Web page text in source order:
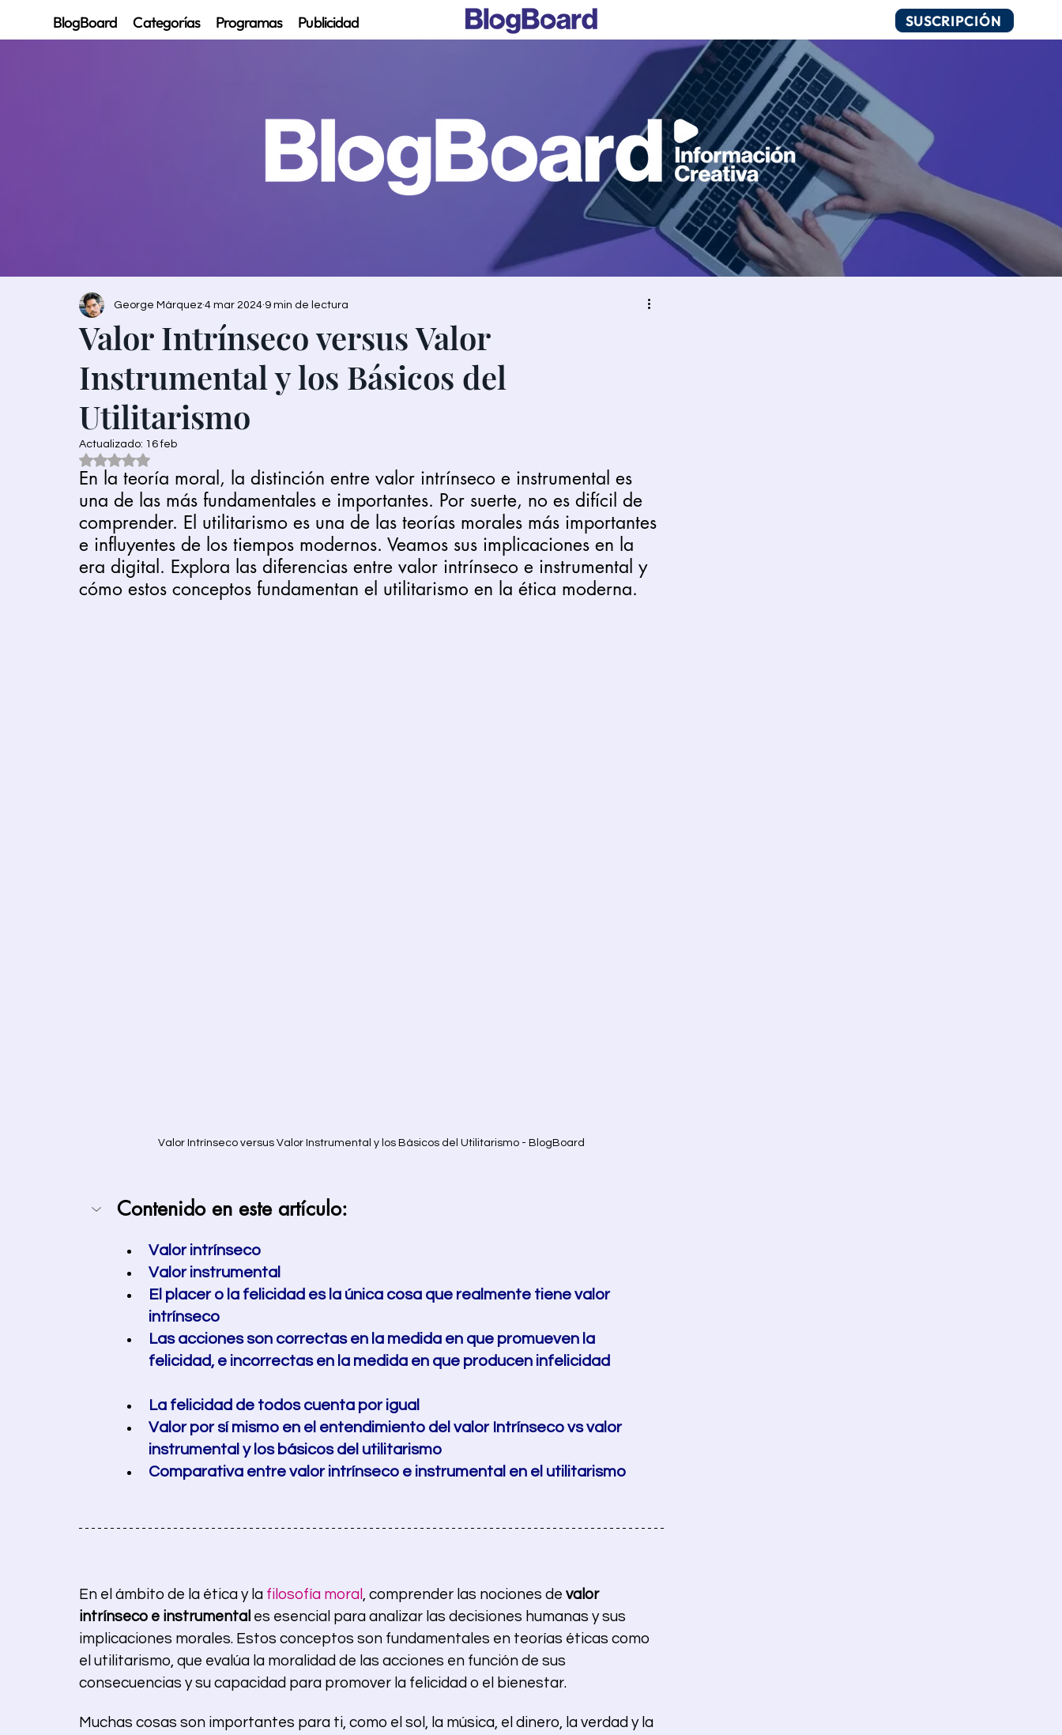
BlogBoard Categorías Programas Publicidad SUSCRIPCIÓN
Valor Intrínseco versus Valor
Instrumental y los Básicos del
Utilitarismo
George Márquez 4 mar 2024 9 min de lectura
Actualizado: 16 feb
Obtuvo NaN de 5 estrellas.
En la teoría moral, la distinción entre valor intrínseco e instrumental es
una de las más fundamentales e importantes. Por suerte, no es difícil de
comprender. El utilitarismo es una de las teorías morales más importantes
e influyentes de los tiempos modernos. Veamos sus implicaciones en la
era digital. Explora las diferencias entre valor intrínseco e instrumental y
cómo estos conceptos fundamentan el utilitarismo en la ética moderna.
Valor Intrínseco versus Valor Instrumental y los Básicos del Utilitarismo - BlogBoard
Contenido en este artículo:
Valor intrínseco
Valor instrumental
El placer o la felicidad es la única cosa que realmente tiene valor
intrínseco
Las acciones son correctas en la medida en que promueven la
felicidad, e incorrectas en la medida en que producen infelicidad
La felicidad de todos cuenta por igual
Valor por sí mismo en el entendimiento del valor Intrínseco vs valor
instrumental y los básicos del utilitarismo
Comparativa entre valor intrínseco e instrumental en el utilitarismo
En el ámbito de la ética y la filosofía moral , comprender las nociones de valor
intrínseco e instrumental es esencial para analizar las decisiones humanas y sus
implicaciones morales. Estos conceptos son fundamentales en teorías éticas como
el utilitarismo, que evalúa la moralidad de las acciones en función de sus
consecuencias y su capacidad para promover la felicidad o el bienestar.
Muchas cosas son importantes para ti, como el sol, la música, el dinero, la verdad y la